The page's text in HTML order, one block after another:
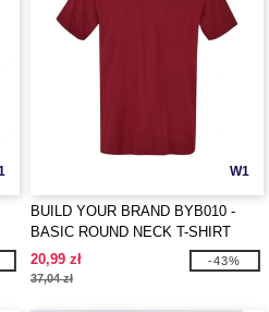
W1
BUILD YOUR BRAND BYB010 -
BASIC ROUND NECK T-SHIRT
20,99 zł
37,04 zł
-43%